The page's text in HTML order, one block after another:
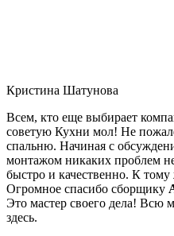
Кристина Шатунова
Всем, кто еще выбирает
советую Кухни мол! Не
спальню. Начиная с
монтажом никаких проблем
быстро и качественно. К
Огромное спасибо сборщику
Это мастер своего дела! Всю
здесь.